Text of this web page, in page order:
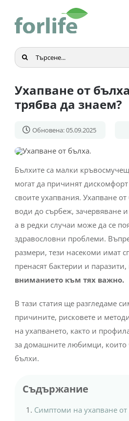
content
Търсене
...
Ухапване от
трябва да знаем?
Обновена: 05.09.2025
Бълхите са малки
могат да причинят
своите ухапвания. Ухапване
води до сърбеж, зачервяване
а в редки случаи може да се
здравословни проблеми.
размери, тези насекоми имат
пренасят бактерии и паразити,
вниманието към тях важно.
В тази статия ще разгледаме
причините, рисковете и
на ухапването, както и
за домашните любимци, които
бълхи.
Съдържание
Симптоми на ухапване от